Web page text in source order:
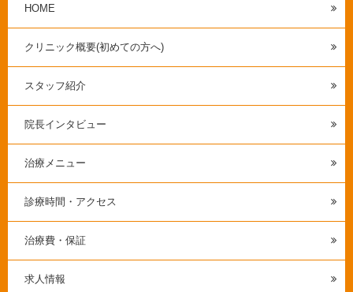
HOME
クリニック概要(初めての方へ)
スタッフ紹介
院長インタビュー
治療メニュー
診療時間・アクセス
治療費・保証
求人情報